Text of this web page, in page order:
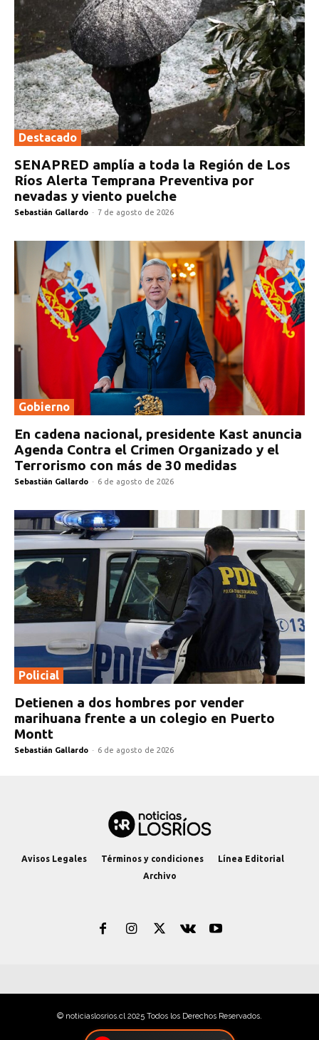
Destacado
SENAPRED amplía a toda la Región de Los
Ríos Alerta Temprana Preventiva por
nevadas y viento puelche
Sebastián Gallardo - 7 de agosto de 2026
Gobierno
En cadena nacional, presidente Kast anuncia
Agenda Contra el Crimen Organizado y el
Terrorismo con más de 30 medidas
Sebastián Gallardo - 6 de agosto de 2026
Policial
Detienen a dos hombres por vender
marihuana frente a un colegio en Puerto
Montt
Sebastián Gallardo - 6 de agosto de 2026
Avisos Legales Términos y condiciones
Línea Editorial
Archivo
© noticiaslosrios.cl 2025 Todos los Derechos Reservados.